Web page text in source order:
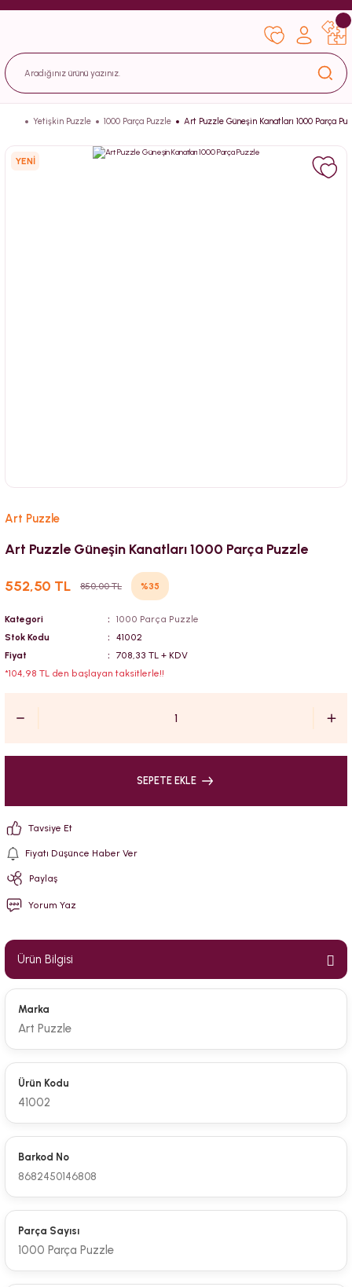
Yetişkin Puzzle 1000 Parça Puzzle Art Puzzle Güneşin Kanatları 1000 Parça
YENİ
Art Puzzle
Art Puzzle Güneşin Kanatları 1000 Parça Puzzle
552,50 TL 850,00 TL %35
Kategori
1000 Parça Puzzle
Stok Kodu
41002
Fiyat
708,33 TL + KDV
*104,98 TL den başlayan taksitlerle!!
SEPETE EKLE
Tavsiye Et
Fiyatı Düşünce Haber Ver
Paylaş
Yorum Yaz
Ürün Bilgisi
Marka
Art Puzzle
Ürün Kodu
41002
Barkod No
8682450146808
Parça Sayısı
1000 Parça Puzzle